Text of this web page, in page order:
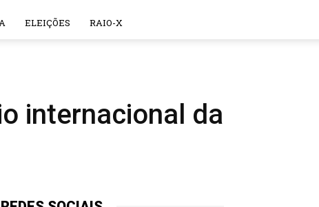
ELEIÇÕES RAIO-X
internacional da